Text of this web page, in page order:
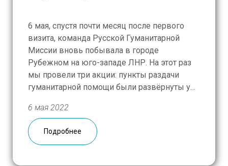
6 мая, спустя почти месяц после первого
визита, команда Русской Гуманитарной
Миссии вновь побывала в городе
Рубежном на юго-западе ЛНР. На этот раз
мы провели три акции: пункты раздачи
гуманитарной помощи были развёрнуты у
недалеко от школы №8 и в самой школе —
еще совсем недавно от огня […]
6 мая 2022
Подробнее